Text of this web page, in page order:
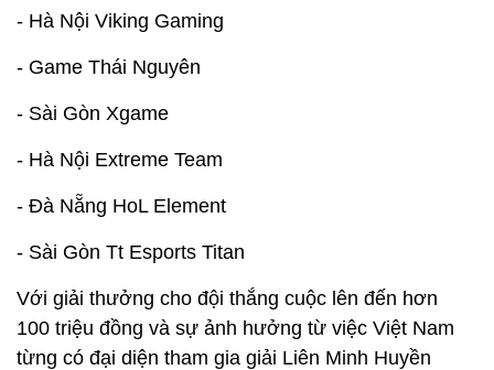
- Hà Nội Viking Gaming
- Game Thái Nguyên
- Sài Gòn Xgame
- Hà Nội Extreme Team
- Đà Nẵng HoL Element
- Sài Gòn Tt Esports Titan
Với giải thưởng cho đội thắng cuộc lên đến hơn
100 triệu đồng và sự ảnh hưởng từ việc Việt Nam
từng có đại diện tham gia giải Liên Minh Huyền